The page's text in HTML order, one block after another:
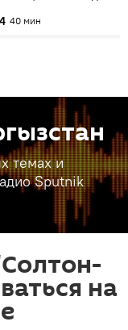
40 мин
темах и
Sputnik
на